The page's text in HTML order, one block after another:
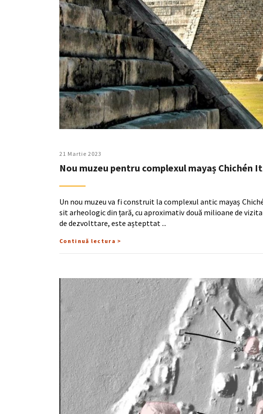
21 Martie 2023
Nou muzeu pentru complexul mayaș Chichén
Un nou muzeu va fi construit la complexul antic mayaș
sit arheologic din țară, cu aproximativ două milioane de
de dezvolttare, este aștepttat
Continuă lectura >